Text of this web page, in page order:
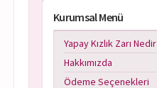
Kurumsal Menü
Yapay Kızlık Zarı Nedir
Hakkımızda
Ödeme Seçenekleri